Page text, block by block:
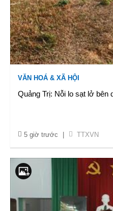
VĂN HOÁ & XÃ HỘI
Quảng Trị: Nỗi lo sạt lở bên
5 giờ trước TTXVN